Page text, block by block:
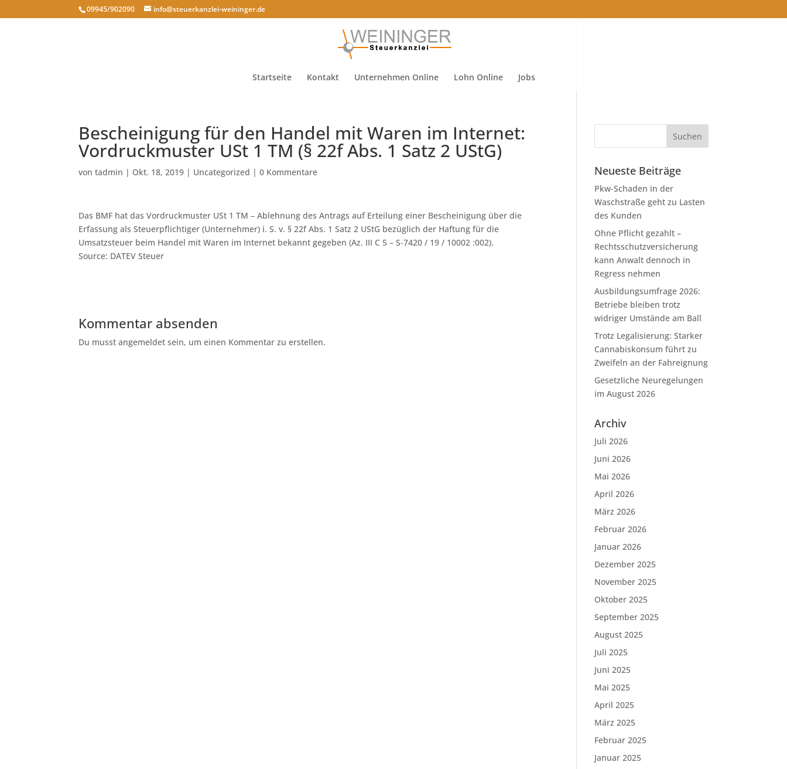
09945/902090 info@steuerkanzlei-weininger.de
Startseite Kontakt Unternehmen Online Lohn Online Jobs
Bescheinigung für den Handel mit Waren im Internet:
Vordruckmuster USt 1 TM (§ 22f Abs. 1 Satz 2 UStG)
vontadmin | Okt. 18, 2019 | Uncategorized |0 Kommentare
Das BMF hat das Vordruckmuster USt 1 TM – Ablehnung des Antrags auf Erteilung einer Bescheinigung über die
Erfassung als Steuerpflichtiger (Unternehmer) i. S. v. § 22f Abs. 1 Satz 2 UStG bezüglich der Haftung für die
Umsatzsteuer beim Handel mit Waren im Internet bekannt gegeben (Az. III C 5 – S-7420 / 19 / 10002 :002).
Source: DATEV Steuer
Kommentar absenden
Du musst angemeldet sein, um einen Kommentar zu erstellen.
Neueste Beiträge
Pkw-Schaden in der
Waschstraße geht zu Lasten
des Kunden
Ohne Pflicht gezahlt –
Rechtsschutzversicherung
kann Anwalt dennoch in
Regress nehmen
Ausbildungsumfrage 2026:
Betriebe bleiben trotz
widriger Umstände am Ball
Trotz Legalisierung: Starker
Cannabiskonsum führt zu
Zweifeln an der Fahreignung
Gesetzliche Neuregelungen
im August 2026
Archiv
Juli 2026
Juni 2026
Mai 2026
April 2026
März 2026
Februar 2026
Januar 2026
Dezember 2025
November 2025
Oktober 2025
September 2025
August 2025
Juli 2025
Juni 2025
Mai 2025
April 2025
März 2025
Februar 2025
Januar 2025